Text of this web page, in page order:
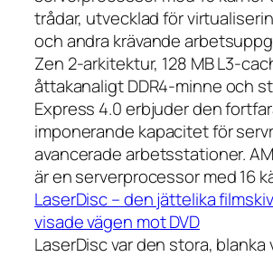
trådar, utvecklad för
och andra krävande
Zen 2-arkitektur, 128 MB L3-
åttakanaligt DDR4-minne och
Express 4.0 erbjuder den
imponerande kapacitet för
avancerade arbetsstationer.
är en serverprocessor med 16
LaserDisc – den jättelika
visade vägen mot DVD
LaserDisc var den stora, blanka